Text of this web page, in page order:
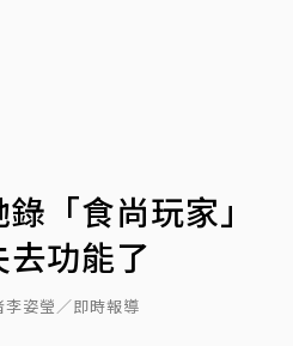
「食尚玩家」
功能了
姿瑩／即時報導